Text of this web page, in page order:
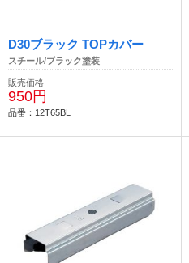
D30ブラック TOPカバー
スチール/ブラック塗装
販売価格
950円
品番：12T65BL